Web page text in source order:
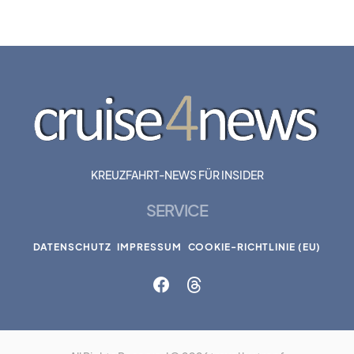
KREUZFAHRT-NEWS FÜR INSIDER
SERVICE
DATENSCHUTZ IMPRESSUM COOKIE-RICHTLINIE (EU)